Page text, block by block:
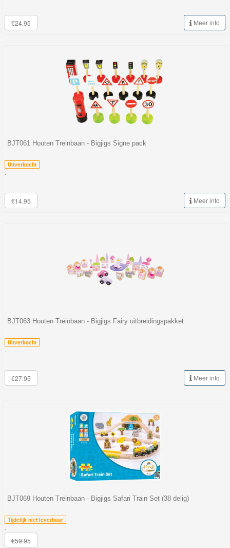
€24.95 Meer info
BJT061 Houten Treinbaan - Bigjigs Signe pack
Uitverkocht
-
€14.95 Meer info
BJT063 Houten Treinbaan - Bigjigs Fairy uitbreidingspakket
Uitverkocht
-
€27.95 Meer info
BJT069 Houten Treinbaan - Bigjigs Safari Train Set (38 delig)
Tijdelijk niet leverbaar
-
€59.95